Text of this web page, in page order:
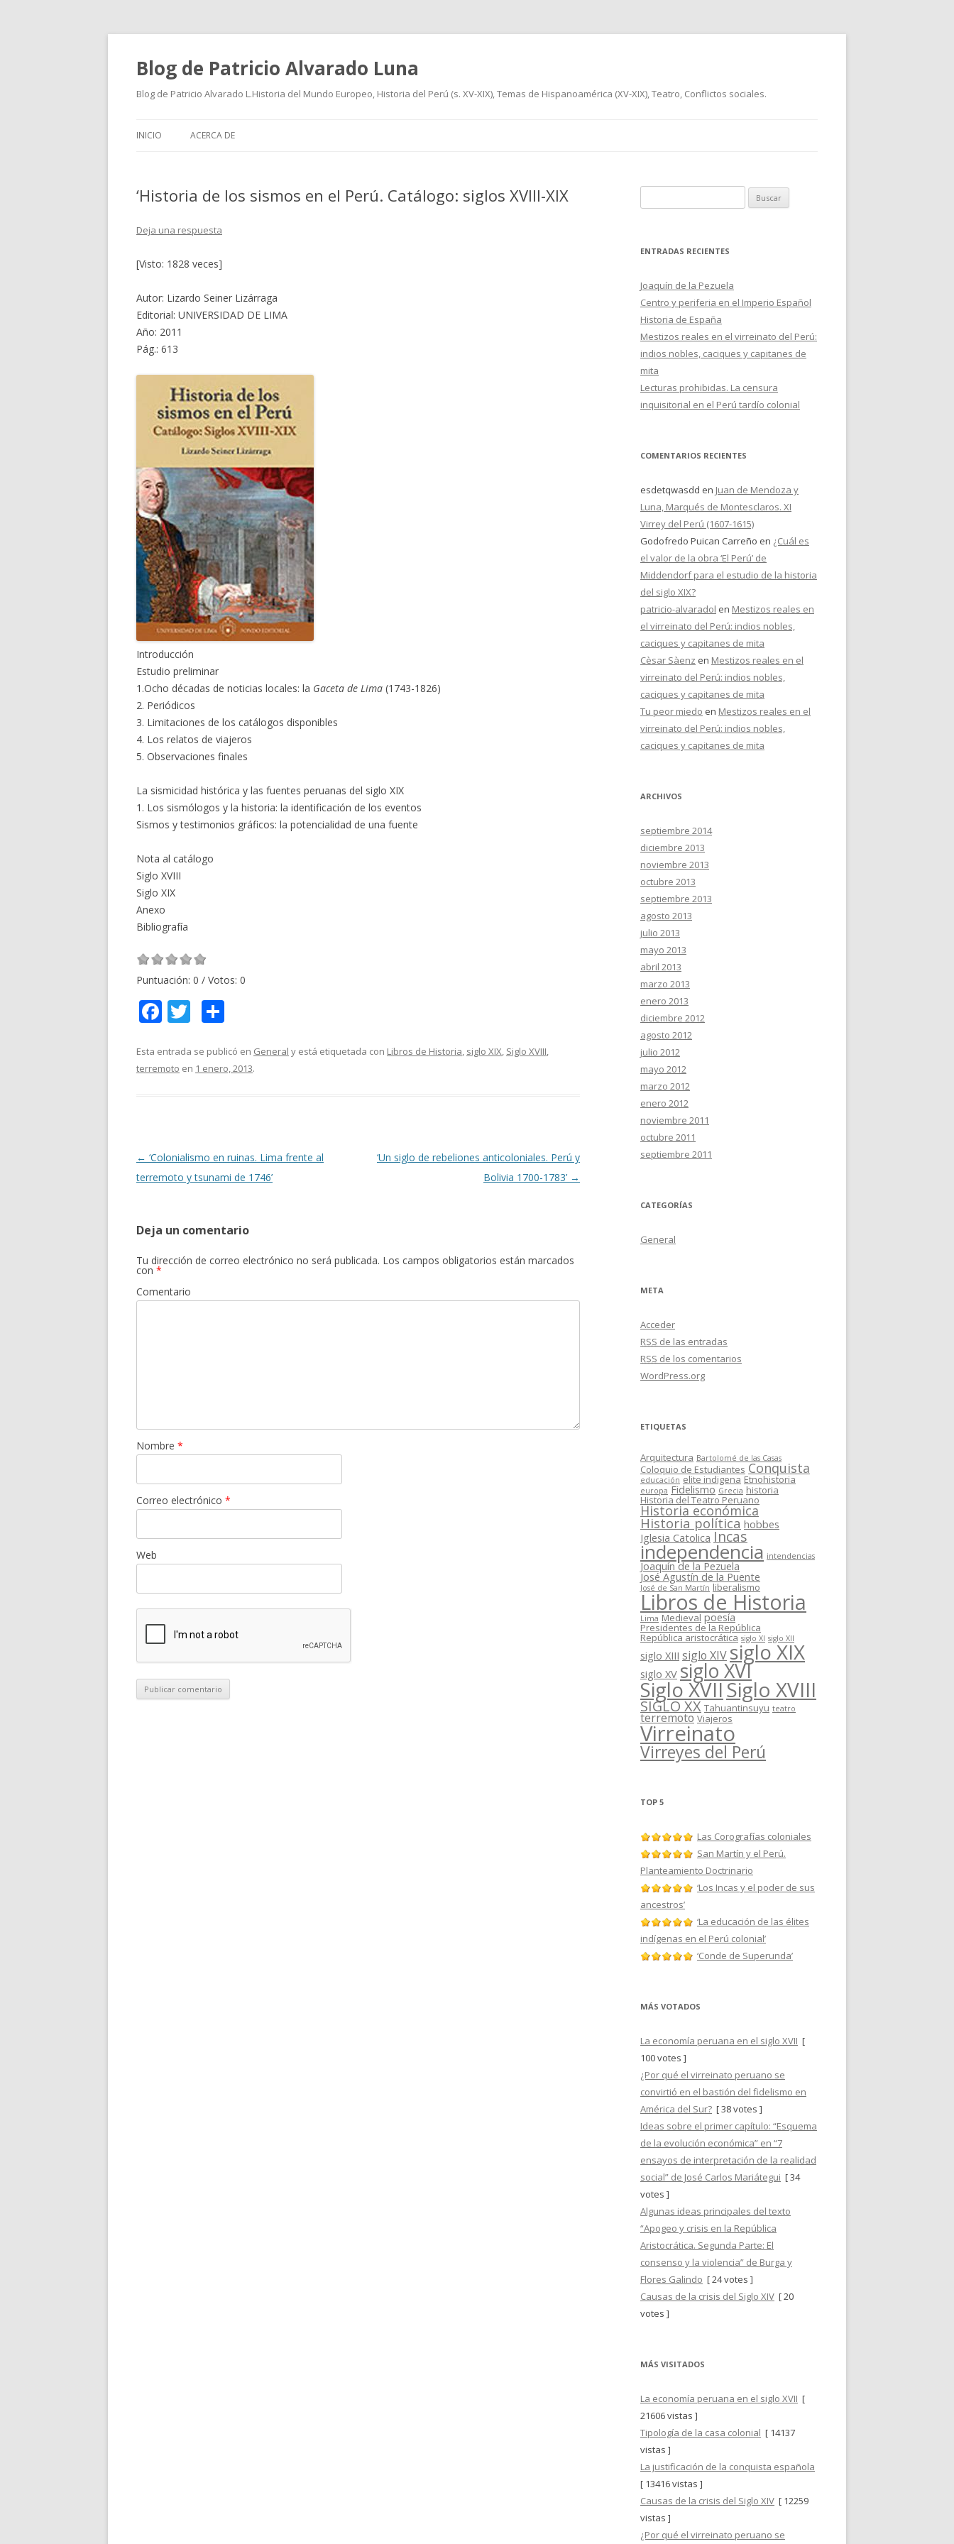
Blog de Patricio Alvarado Luna
Blog de Patricio Alvarado L.Historia del Mundo Europeo, Historia del Perú (s. XV-XIX), Temas de Hispanoamérica (XV-XIX), Teatro, Conflictos sociales.
INICIO ACERCA DE
‘Historia de los sismos en el Perú. Catálogo: siglos XVIII-XIX
Deja una respuesta
[Visto: 1828 veces]
Autor: Lizardo Seiner Lizárraga
Editorial: UNIVERSIDAD DE LIMA
Año: 2011
Pág.: 613
Introducción
Estudio preliminar
1.Ocho décadas de noticias locales: la Gaceta de Lima (1743-1826)
2. Periódicos
3. Limitaciones de los catálogos disponibles
4. Los relatos de viajeros
5. Observaciones finales
La sismicidad histórica y las fuentes peruanas del siglo XIX
1. Los sismólogos y la historia: la identificación de los eventos
Sismos y testimonios gráficos: la potencialidad de una fuente
Nota al catálogo
Siglo XVIII
Siglo XIX
Anexo
Bibliografía
Puntuación: 0 / Votos: 0
F
e
b
k
T
itt
er
m
p
r
Esta entrada se publicó en General y está etiquetada con Libros de Historia, siglo XIX, Siglo XVIII,
terremoto en 1 enero, 2013.
Navegación
de
← ‘Colonialismo en ruinas. Lima frente al
terremoto y tsunami de 1746’
‘Un siglo de rebeliones anticoloniales. Perú y
Bolivia 1700-1783’ →
Deja un comentario
Tu dirección de correo electrónico no será publicada. Los campos obligatorios están marcados
con *
Comentario
Nombre *
Correo electrónico *
Web
u
c
r
:
ENTRADAS RECIENTES
Joaquín de la Pezuela
Centro y periferia en el Imperio Español
Historia de España
Mestizos reales en el virreinato del Perú:
indios nobles, caciques y capitanes de
mita
Lecturas prohibidas. La censura
inquisitorial en el Perú tardío colonial
COMENTARIOS RECIENTES
esdetqwasdd en Juan de Mendoza y
Luna, Marqués de Montesclaros. XI
Virrey del Perú (1607-1615)
Godofredo Puican Carreño en ¿Cuál es
el valor de la obra ‘El Perú’ de
Middendorf para el estudio de la historia
del siglo XIX?
patricio-alvaradol en Mestizos reales en
el virreinato del Perú: indios nobles,
caciques y capitanes de mita
Cèsar Sàenz en Mestizos reales en el
virreinato del Perú: indios nobles,
caciques y capitanes de mita
Tu peor miedo en Mestizos reales en el
virreinato del Perú: indios nobles,
caciques y capitanes de mita
ARCHIVOS
septiembre 2014
diciembre 2013
noviembre 2013
octubre 2013
septiembre 2013
agosto 2013
julio 2013
mayo 2013
abril 2013
marzo 2013
enero 2013
diciembre 2012
agosto 2012
julio 2012
mayo 2012
marzo 2012
enero 2012
noviembre 2011
octubre 2011
septiembre 2011
CATEGORÍAS
General
META
Acceder
RSS de las entradas
RSS de los comentarios
WordPress.org
ETIQUETAS
Arquitectura Bartolomé de las Casas
Coloquio de Estudiantes Conquista
educación elite indigena Etnohistoria
europa Fidelismo Grecia historia
Historia del Teatro Peruano
Historia económica
Historia política hobbes
Iglesia Catolica Incas
independencia intendencias
Joaquín de la Pezuela
José Agustín de la Puente
José de San Martín liberalismo
Libros de Historia
Lima Medieval poesía
Presidentes de la República
República aristocrática siglo XI siglo XII
siglo XIII siglo XIVsiglo XIX
siglo XV siglo XVI
Siglo XVIISiglo XVIII
SIGLO XX Tahuantinsuyu teatro
terremoto Viajeros
Virreinato
Virreyes del Perú
TOP 5
Las Corografías coloniales
San Martín y el Perú.
Planteamiento Doctrinario
‘Los Incas y el poder de sus
ancestros’
‘La educación de las élites
indígenas en el Perú colonial’
‘Conde de Superunda’
MÁS VOTADOS
La economía peruana en el siglo XVII [
100 votes ]
¿Por qué el virreinato peruano se
convirtió en el bastión del fidelismo en
América del Sur? [ 38 votes ]
Ideas sobre el primer capítulo: “Esquema
de la evolución económica” en “7
ensayos de interpretación de la realidad
social” de José Carlos Mariátegui [ 34
votes ]
Algunas ideas principales del texto
“Apogeo y crisis en la República
Aristocrática. Segunda Parte: El
consenso y la violencia” de Burga y
Flores Galindo [ 24 votes ]
Causas de la crisis del Siglo XIV [ 20
votes ]
MÁS VISITADOS
La economía peruana en el siglo XVII [
21606 vistas ]
Tipología de la casa colonial [ 14137
vistas ]
La justificación de la conquista española
[ 13416 vistas ]
Causas de la crisis del Siglo XIV [ 12259
vistas ]
¿Por qué el virreinato peruano se